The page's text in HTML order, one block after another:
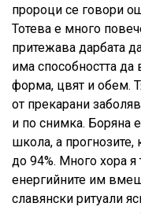
пророци се говори
Тотева е много
притежава дарбата
има способността
форма, цвят и обем.
от прекарани
и по снимка. Боряна
школа, а прогнозите,
до 94%. Много хора я
енергийните им
славянски ритуали